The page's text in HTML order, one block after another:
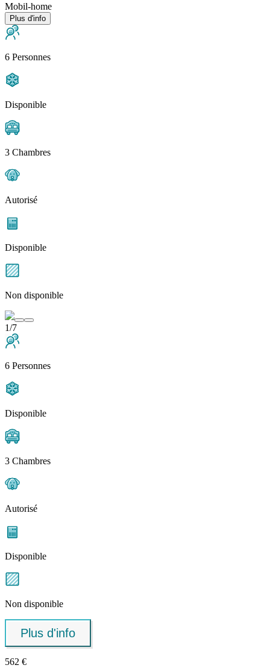
Mobil-home
Plus d'info
6 Personnes
Disponible
3 Chambres
Autorisé
Disponible
Non disponible
1/7
6 Personnes
Disponible
3 Chambres
Autorisé
Disponible
Non disponible
Plus d'info
562 €